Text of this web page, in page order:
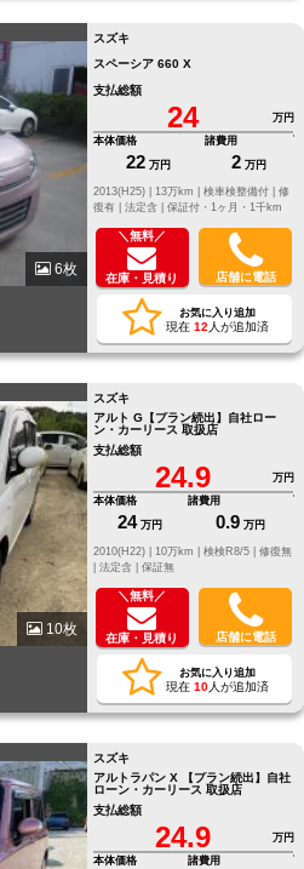
6枚
スズキ
スペーシア 660 X
支払総額
24
万円
本体価格
22 万円
諸費用
2 万円
修
復有 | 法定含 | 保証付・1ヶ月・1千km
＼無料／
在庫・見積り 店舗に電話
お気に入り追加
現在 12 人が追加済
10枚
スズキ
アルト G【プラン続出】自社ロー
ン・カーリース 取扱店
支払総額
24.9
万円
本体価格
24 万円
諸費用
0.9 万円
修復無
法定含 | 保証無
＼無料／
在庫・見積り 店舗に電話
お気に入り追加
現在 10人が追加済
スズキ
アルトラパン X 【プラン続出】自社
ローン・カーリース 取扱店
支払総額
24.9
万円
本体価格
諸費用